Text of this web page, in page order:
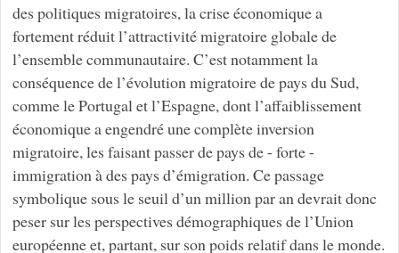
des politiques migratoires, la crise économique a
fortement réduit l’attractivité migratoire globale de
l’ensemble communautaire. C’est notamment la
conséquence de l’évolution migratoire de pays du Sud,
comme le Portugal et l’Espagne, dont l’affaiblissement
économique a engendré une complète inversion
migratoire, les faisant passer de pays de - forte -
immigration à des pays d’émigration. Ce passage
symbolique sous le seuil d’un million par an devrait donc
peser sur les perspectives démographiques de l’Union
européenne et, partant, sur son poids relatif dans le monde.